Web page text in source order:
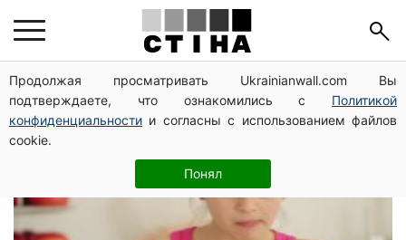
Продолжая просматривать Ukrainianwall.com Вы
подтверждаете, что ознакомились с Политикой
конфиденциальности и согласны с использованием файлов
cookie.
Понял
завтрак